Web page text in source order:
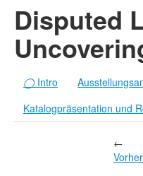
Über uns
Ausschreibungen
Datenschutz
Mediadaten
Zeitschrift
Ausstellungen
Edition
Bibliothek
Camera Austria Preis
Fotoarchiv Pierre
Disputed
◯ Intro
Katalogpräsentation und
←